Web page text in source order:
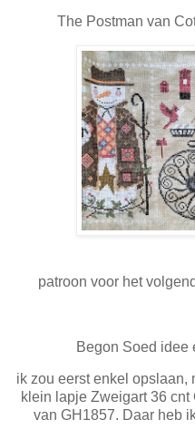
The Postman van
patroon voor het
Begon Soed idee
ik zou eerst enkel opslaan,
klein lapje Zweigart 36
van GH1857. Daar heb